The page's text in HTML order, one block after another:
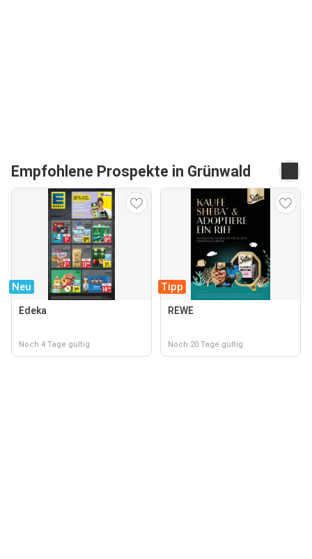
Empfohlene Prospekte in Grünwald
Neu
Edeka
Noch 4 Tage gültig
Tipp
REWE
Noch 20 Tage gültig